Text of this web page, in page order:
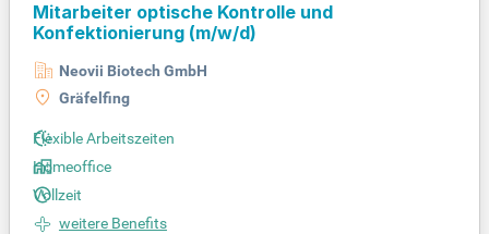
Mitarbeiter optische Kontrolle und
Konfektionierung (m/w/d)
Neovii Biotech GmbH
Gräfelfing
Flexible Arbeitszeiten
Homeoffice
Vollzeit
weitere Benefits